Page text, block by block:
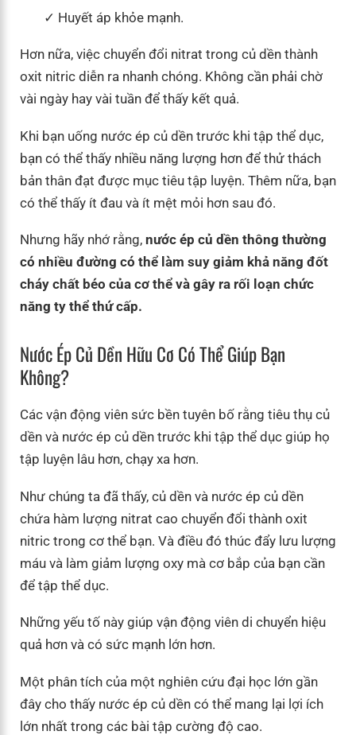
Huyết áp khỏe mạnh.
Hơn nữa, việc chuyển đổi nitrat trong củ dền thành
oxit nitric diễn ra nhanh chóng. Không cần phải chờ
vài ngày hay vài tuần để thấy kết quả.
Khi bạn uống nước ép củ dền trước khi tập thể dục,
bạn có thể thấy nhiều năng lượng hơn để thử thách
bản thân đạt được mục tiêu tập luyện. Thêm nữa, bạn
có thể thấy ít đau và ít mệt mỏi hơn sau đó.
Nhưng hãy nhớ rằng, nước ép củ dền thông thường
có nhiều đường có thể làm suy giảm khả năng đốt
cháy chất béo của cơ thể và gây ra rối loạn chức
năng ty thể thứ cấp.
Nước Ép Củ Dền Hữu Cơ Có Thể Giúp Bạn
Không?
Các vận động viên sức bền tuyên bố rằng tiêu thụ củ
dền và nước ép củ dền trước khi tập thể dục giúp họ
tập luyện lâu hơn, chạy xa hơn.
Như chúng ta đã thấy, củ dền và nước ép củ dền
chứa hàm lượng nitrat cao chuyển đổi thành oxit
nitric trong cơ thể bạn. Và điều đó thúc đẩy lưu lượng
máu và làm giảm lượng oxy mà cơ bắp của bạn cần
để tập thể dục.
Những yếu tố này giúp vận động viên di chuyển hiệu
quả hơn và có sức mạnh lớn hơn.
Một phân tích của một nghiên cứu đại học lớn gần
đây cho thấy nước ép củ dền có thể mang lại lợi ích
lớn nhất trong các bài tập cường độ cao.